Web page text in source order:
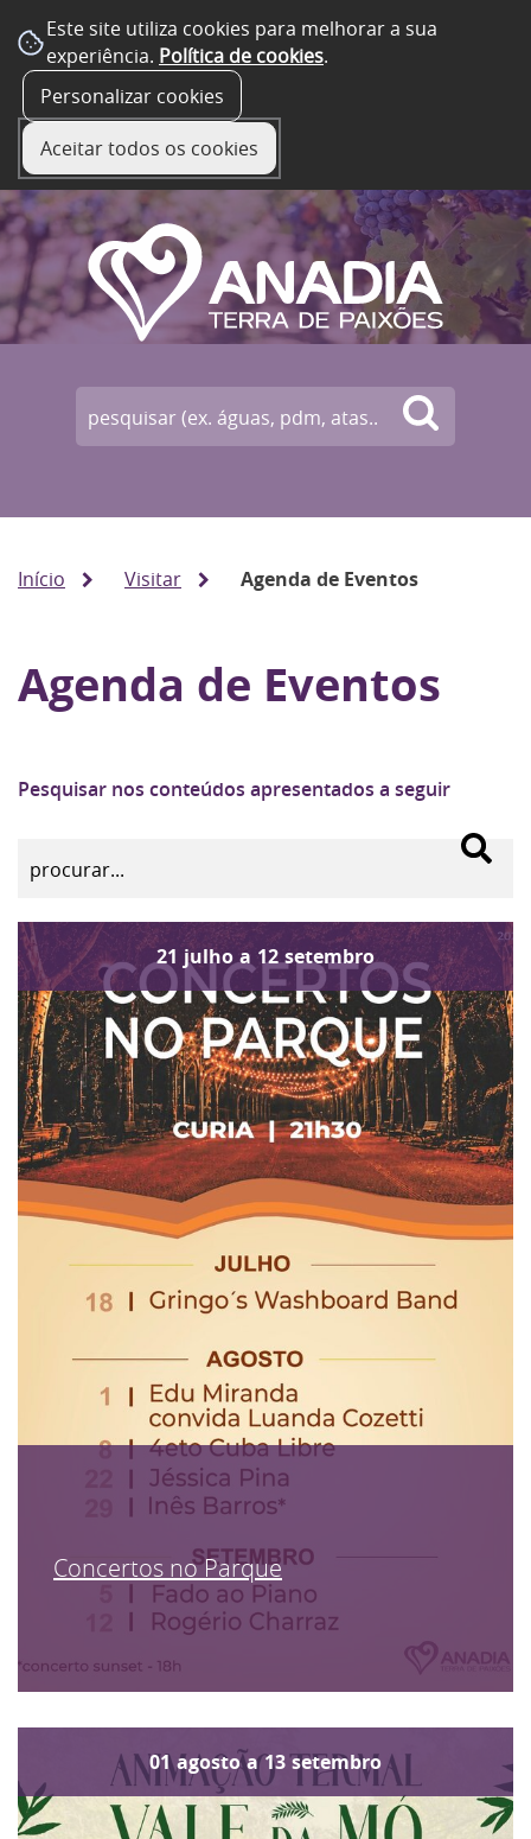
Este site utiliza cookies para melhorar a sua
experiência. Política de cookies.
Personalizar cookies
Aceitar todos os cookies
Início Visitar Agenda de Eventos
Agenda de Eventos
Pesquisar nos conteúdos apresentados a seguir
21 julho a 12 setembro
Concertos no Parque
01 agosto a 13 setembro